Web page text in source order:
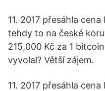
11. 2017 přesáhla
tehdy to na české
215,000 Kč za 1
vyvolal? Větší zájem.
11. 2017 přesáhla